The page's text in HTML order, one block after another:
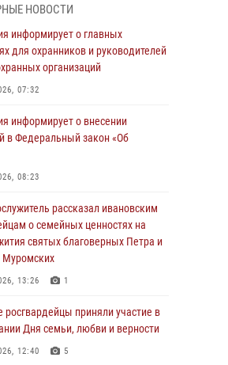
области при содействии
задержаны подозреваемые в
Иванова приняли участие в
в честь празднования Дня
дверей провели сотрудники
Росгвардии для ивановской
14:10 2
ивановского ОМОН "Спарта"
занятие с
детского лагеря
НОВОСТИ
информирует о главных
для охранников и руководителей
организаций
07:32
информирует о внесении
в Федеральный закон «Об
08:23
рассказал ивановским
о семейных ценностях на
святых благоверных Петра и
13:26 1
росгвардейцы приняли участие в
Дня семьи, любви и верности
12:40 5